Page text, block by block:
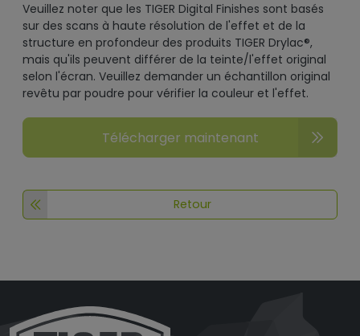
Veuillez noter que les TIGER Digital Finishes sont basés
sur des scans à haute résolution de l'effet et de la
structure en profondeur des produits TIGER Drylac®,
mais qu'ils peuvent différer de la teinte/l'effet original
selon l'écran. Veuillez demander un échantillon original
revêtu par poudre pour vérifier la couleur et l'effet.
Télécharger maintenant
Retour